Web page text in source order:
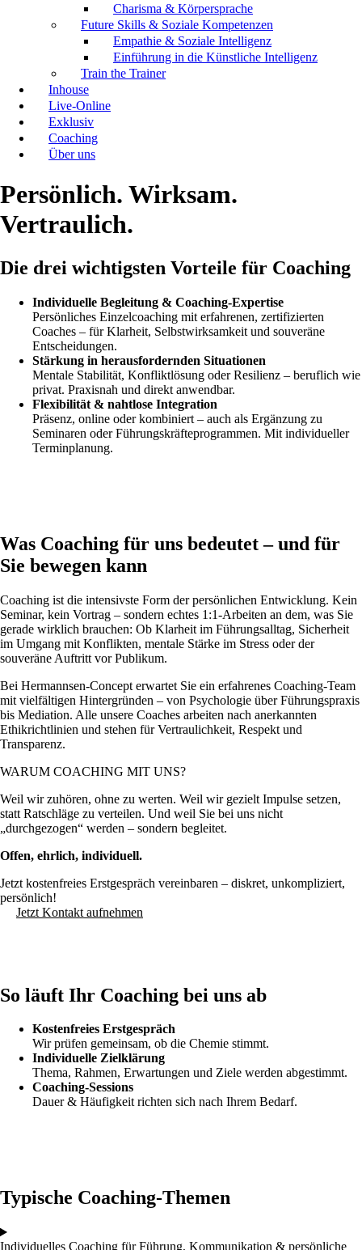
Charisma & Körpersprache
Future Skills & Soziale Kompetenzen
Empathie & Soziale Intelligenz
Einführung in die Künstliche Intelligenz
Train the Trainer
Inhouse
Live-Online
Exklusiv
Coaching
Über uns
Persönlich. Wirksam.
Vertraulich.
Die drei wichtigsten Vorteile für Coaching
Individuelle Begleitung & Coaching-Expertise
Persönliches Einzelcoaching mit erfahrenen, zertifizierten
Coaches – für Klarheit, Selbstwirksamkeit und souveräne
Entscheidungen.
Stärkung in herausfordernden Situationen
Mentale Stabilität, Konfliktlösung oder Resilienz – beruflich wie
privat. Praxisnah und direkt anwendbar.
Flexibilität & nahtlose Integration
Präsenz, online oder kombiniert – auch als Ergänzung zu
Seminaren oder Führungskräfteprogrammen. Mit individueller
Terminplanung.
Was Coaching für uns bedeutet – und für
Sie bewegen kann
Coaching ist die intensivste Form der persönlichen Entwicklung. Kein
Seminar, kein Vortrag – sondern echtes 1:1-Arbeiten an dem, was Sie
gerade wirklich brauchen: Ob Klarheit im Führungsalltag, Sicherheit
im Umgang mit Konflikten, mentale Stärke im Stress oder der
souveräne Auftritt vor Publikum.
Bei Hermannsen-Concept erwartet Sie ein erfahrenes Coaching-Team
mit vielfältigen Hintergründen – von Psychologie über Führungspraxis
bis Mediation. Alle unsere Coaches arbeiten nach anerkannten
Ethikrichtlinien und stehen für Vertraulichkeit, Respekt und
Transparenz.
WARUM COACHING MIT UNS?
Weil wir zuhören, ohne zu werten. Weil wir gezielt Impulse setzen,
statt Ratschläge zu verteilen. Und weil Sie bei uns nicht
„durchgezogen“ werden – sondern begleitet.
Offen, ehrlich, individuell.
Jetzt kostenfreies Erstgespräch vereinbaren – diskret, unkompliziert,
persönlich!
Jetzt Kontakt aufnehmen
So läuft Ihr Coaching bei uns ab
Kostenfreies Erstgespräch
Wir prüfen gemeinsam, ob die Chemie stimmt.
Individuelle Zielklärung
Thema, Rahmen, Erwartungen und Ziele werden abgestimmt.
Coaching-Sessions
Dauer & Häufigkeit richten sich nach Ihrem Bedarf.
Typische Coaching-Themen
Individuelles Coaching für Führung, Kommunikation & persönliche